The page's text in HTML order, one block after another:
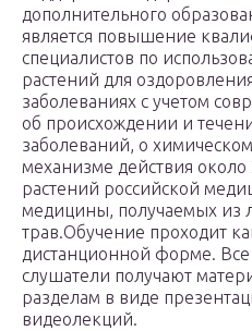
дополнительного
является повышение
специалистов по
растений для
заболеваниях с учетом
об происхождении и
заболеваний, о
механизме действия
растений российской
медицины, получаемых из
трав.Обучение проходит
дистанционной форме.
слушатели получают
разделам в виде
видеолекций.